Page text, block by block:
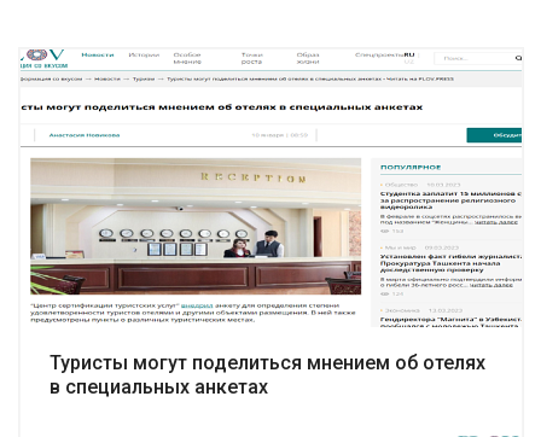
Подробнее
Туристы могут поделиться мнением об отелях
в специальных анкетах